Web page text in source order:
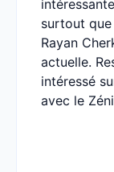
surtout que
Rayan
actuelle.
intéressé
avec le